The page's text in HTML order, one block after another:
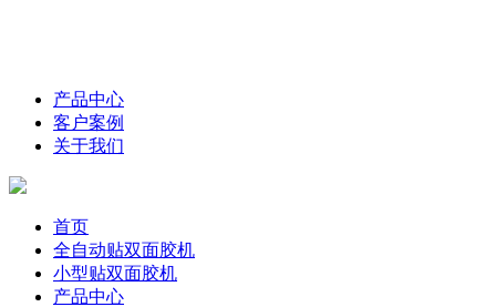
产品中心
客户案例
关于我们
首页
全自动贴双面胶机
小型贴双面胶机
产品中心